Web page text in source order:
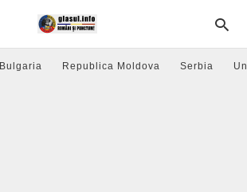
Bulgaria Republica Moldova Serbia